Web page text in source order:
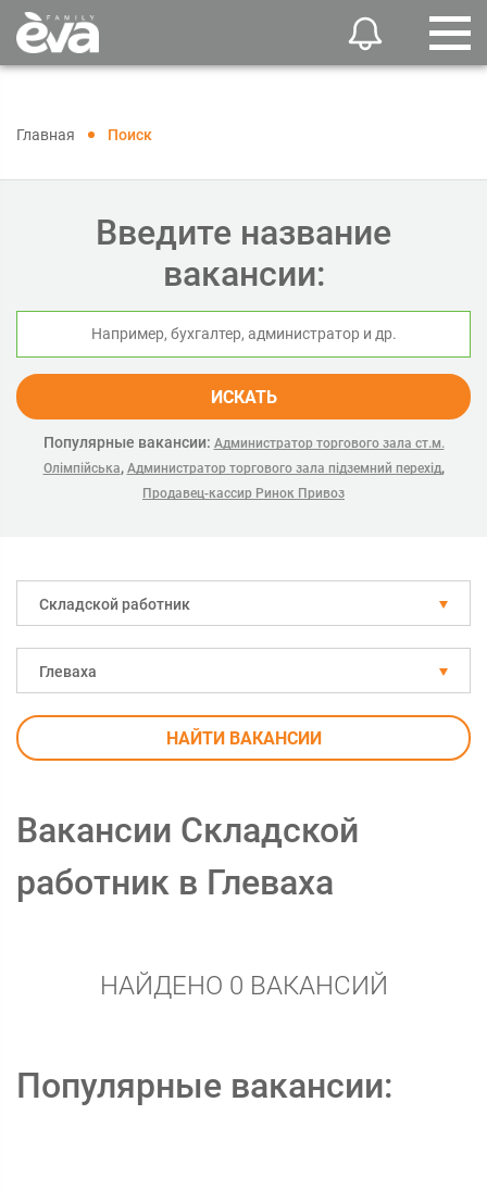
Главная Поиск
Введите название
вакансии:
ИСКАТЬ
Популярные вакансии: Администратор торгового зала ст.м.
Олімпійська, Администратор торгового зала підземний перехід,
Продавец-кассир Ринок Привоз
Складской работник
Глеваха
НАЙТИ ВАКАНСИИ
Вакансии Складской
работник в Глеваха
НАЙДЕНО 0 ВАКАНСИЙ
Популярные вакансии: